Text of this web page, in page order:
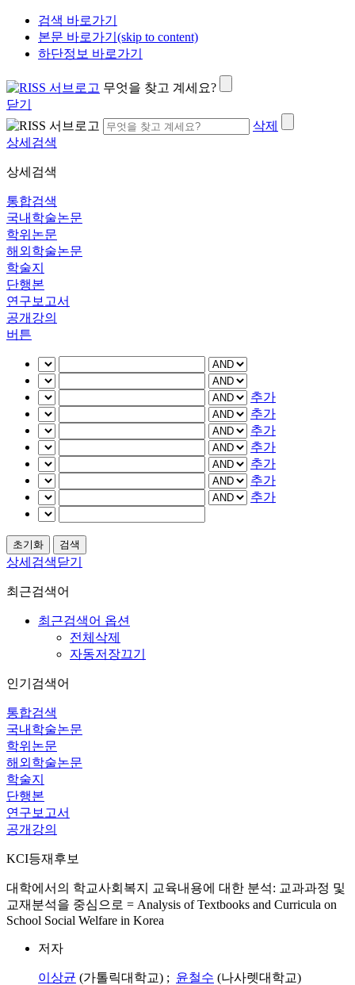
검색 바로가기
본문 바로가기(skip to content)
하단정보 바로가기
무엇을 찾고 계세요?
닫기
삭제
상세검색
상세검색
통합검색
국내학술논문
학위논문
해외학술논문
학술지
단행본
연구보고서
공개강의
버튼
추가
추가
추가
추가
추가
추가
추가
상세검색닫기
최근검색어
최근검색어 옵션
전체삭제
자동저장끄기
인기검색어
통합검색
국내학술논문
학위논문
해외학술논문
학술지
단행본
연구보고서
공개강의
KCI등재후보
대학에서의 학교사회복지 교육내용에 대한 분석: 교과과정 및
교재분석을 중심으로 = Analysis of Textbooks and Curricula on
School Social Welfare in Korea
저자
이상균 (가톨릭대학교) ; 윤철수 (나사렛대학교)